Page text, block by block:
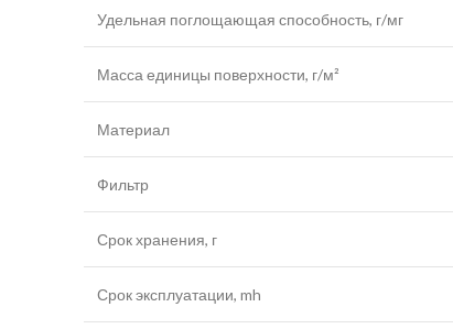
Удельная поглощающая способность, г/мг
Масса единицы поверхности, г/м²
Материал
Фильтр
Срок хранения, г
Срок эксплуатации, mh